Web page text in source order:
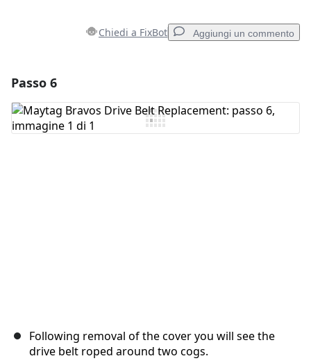
Chiedi a FixBot Aggiungi un commento
Aggiungi Commento
Passo 6
Following removal of the cover you will see the
drive belt roped around two cogs.